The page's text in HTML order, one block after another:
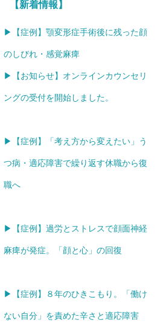
【新着情報】
▶【症例】顎変形症手術後に残った顔
のしびれ・感覚麻痺
▶【お知らせ】オンラインカウンセリ
ングの受付を開始しました。
▶【症例】「考え方から変えたい」う
つ病・適応障害で繰り返す休職から復
職へ
▶【症例】過労とストレスで顔面神経
麻痺が発症。「顔と心」の回復
▶【症例】８年のひきこもり。「働け
ない自分」を責めた辛さと適応障害